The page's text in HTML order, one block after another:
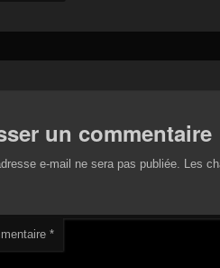
un commentaire
e-mail ne sera pas publiée. Les
*